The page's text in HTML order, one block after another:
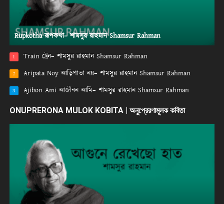
Rupkotha রূপকথা– শামসুর রাহমান Shamsur Rahman
1 Train ট্রেন– শামসুর রাহমান Shamsur Rahman
2 Aripata Noy আড়িপাতা নয়– শামসুর রাহমান Shamsur Rahman
3 Ajibon Ami আজীবন আমি– শামসুর রাহমান Shamsur Rahman
ONUPRERONA MULOK KOBITA | অনুপ্রেরণামূলক কবিতা